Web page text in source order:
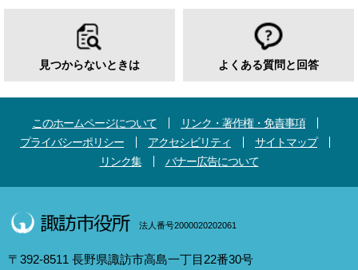
見つからないときは よくある質問と回答
このホームページについて
リンク・著作権・免責事項
プライバシーポリシー
アクセシビリティ
サイトマップ
リンク集
バナー広告について
法人番号2000020202061
〒392-8511 長野県諏訪市高島一丁目22番30号